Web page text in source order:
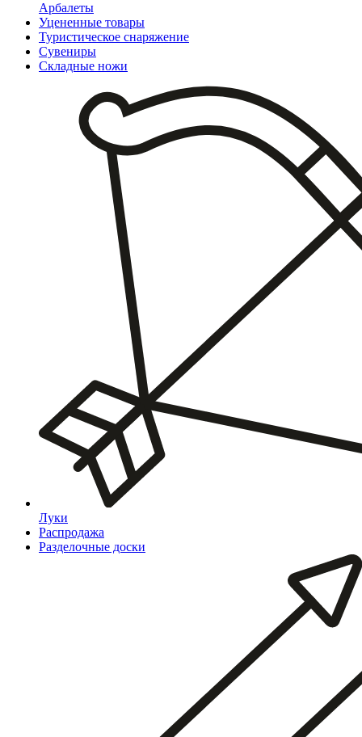
Арбалеты
Уцененные товары
Туристическое снаряжение
Сувениры
Складные ножи
Луки
Распродажа
Разделочные доски